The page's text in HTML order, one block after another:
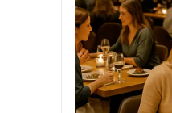
em
pizza